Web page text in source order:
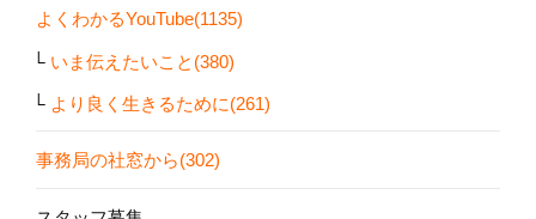
よくわかるYouTube(1135)
いま伝えたいこと(380)
より良く生きるために(261)
事務局の社窓から(302)